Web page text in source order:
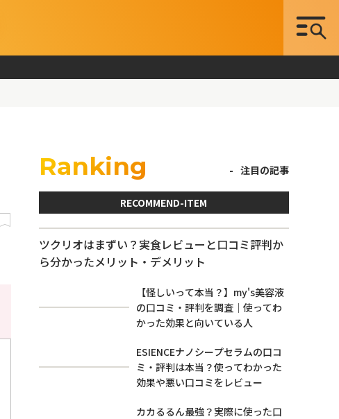
Ranking 注目の記事
RECOMMEND-ITEM
ツクリオはまずい？実食レビューと口コミ評判か
ら分かったメリット・デメリット
【怪しいって本当？】my's美容液
の口コミ・評判を調査｜使ってわ
かった効果と向いている人
ESIENCEナノシープセラムの口コ
ミ・評判は本当？使ってわかった
効果や悪い口コミをレビュー
カカるるん最強？実際に使った口